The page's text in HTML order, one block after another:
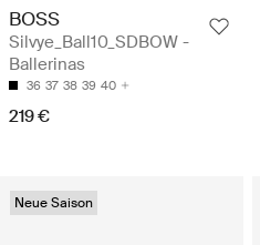
BOSS
Silvye_Ball10_SDBOW -
Ballerinas
36 37 38 39 40
219 €
Neue Saison